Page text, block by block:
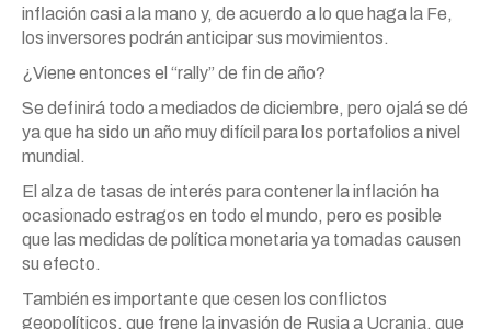
inflación casi a la mano y, de acuerdo a lo que haga la Fe,
los inversores podrán anticipar sus movimientos.
¿Viene entonces el “rally” de fin de año?
Se definirá todo a mediados de diciembre, pero ojalá se dé
ya que ha sido un año muy difícil para los portafolios a nivel
mundial.
El alza de tasas de interés para contener la inflación ha
ocasionado estragos en todo el mundo, pero es posible
que las medidas de política monetaria ya tomadas causen
su efecto.
También es importante que cesen los conflictos
geopolíticos, que frene la invasión de Rusia a Ucrania, que